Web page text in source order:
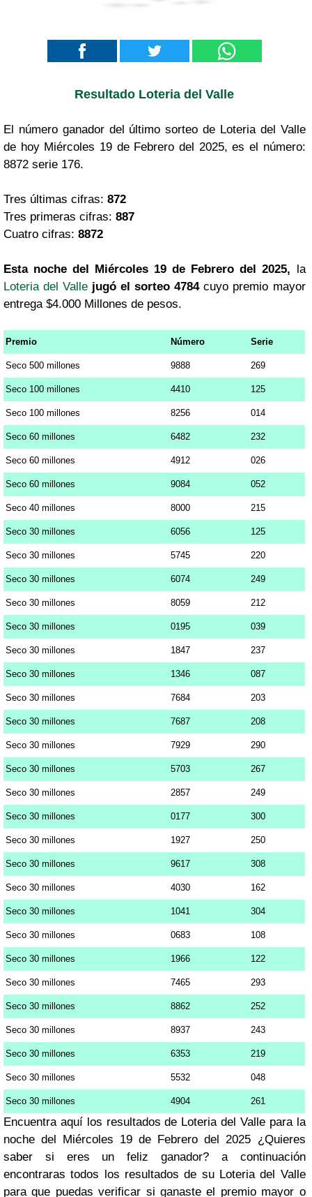
Resultado Loteria del Valle
El número ganador del último sorteo de Loteria del Valle
de hoy Miércoles 19 de Febrero del 2025, es el número:
8872 serie 176.
Tres últimas cifras: 872
Tres primeras cifras: 887
Cuatro cifras: 8872
Esta noche del Miércoles 19 de Febrero del 2025, la
Loteria del Valle jugó el sorteo 4784cuyo premio mayor
entrega $4.000 Millones de pesos.
Premio Número Serie
Seco 500 millones 9888 269
Seco 100 millones 4410 125
Seco 100 millones 8256 014
Seco 60 millones 6482 232
Seco 60 millones 4912 026
Seco 60 millones 9084 052
Seco 40 millones 8000 215
Seco 30 millones 6056 125
Seco 30 millones 5745 220
Seco 30 millones 6074 249
Seco 30 millones 8059 212
Seco 30 millones 0195 039
Seco 30 millones 1847 237
Seco 30 millones 1346 087
Seco 30 millones 7684 203
Seco 30 millones 7687 208
Seco 30 millones 7929 290
Seco 30 millones 5703 267
Seco 30 millones 2857 249
Seco 30 millones 0177 300
Seco 30 millones 1927 250
Seco 30 millones 9617 308
Seco 30 millones 4030 162
Seco 30 millones 1041 304
Seco 30 millones 0683 108
Seco 30 millones 1966 122
Seco 30 millones 7465 293
Seco 30 millones 8862 252
Seco 30 millones 8937 243
Seco 30 millones 6353 219
Seco 30 millones 5532 048
Seco 30 millones 4904 261
Encuentra aquí los resultados de Loteria del Valle para la
noche del Miércoles 19 de Febrero del 2025 ¿Quieres
saber si eres un feliz ganador? a continuación
encontraras todos los resultados de su Loteria del Valle
para que puedas verificar si ganaste el premio mayor o